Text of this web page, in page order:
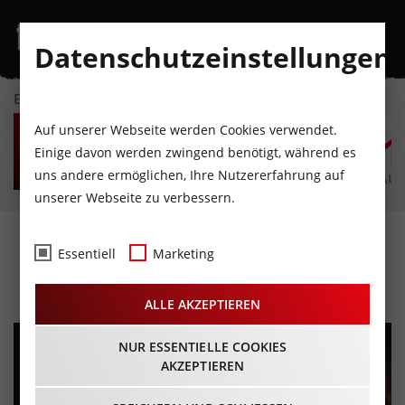
EVENTKALENDER
FR
7
AUGUST
SA
8
AUGUST
SO
9
AUGUST
MO
10
AUGUST
DI
11
AUGUST
Passionsspiele Erl
20.09.2025 - Beginn 13:30 Uhr
Datenschutzeinstellungen
Auf unserer Webseite werden Cookies verwendet.
Einige davon werden zwingend benötigt, während es
uns andere ermöglichen, Ihre Nutzererfahrung auf
unserer Webseite zu verbessern.
Essentiell Marketing
ALLE AKZEPTIEREN
NUR ESSENTIELLE COOKIES
AKZEPTIEREN